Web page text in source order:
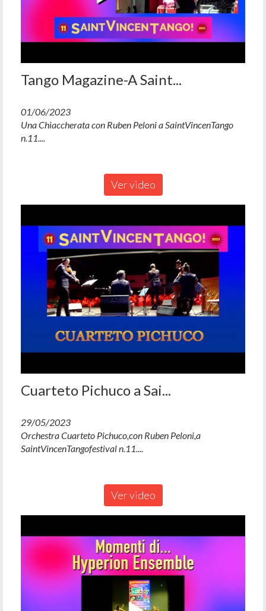
Tango Magazine-A Saint...
01/06/2023
Una Chiaccherata con Ruben Peloni a SaintVincenTango
n.11....
Ver video
Cuarteto Pichuco a Sai...
29/05/2023
Orchestra Cuarteto Pichuco,con Ruben Peloni,a
SaintVincenTangofestival n.11....
Ver video